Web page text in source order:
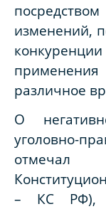
изменений,
различное
О
уголовно-
– КС РФ),